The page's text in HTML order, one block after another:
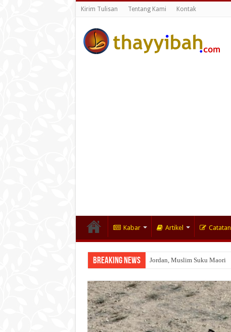
Kirim Tulisan Tentang Kami Kontak
Kabar Artikel Catatan
Breaking News Jordan, Muslim Suku Maori